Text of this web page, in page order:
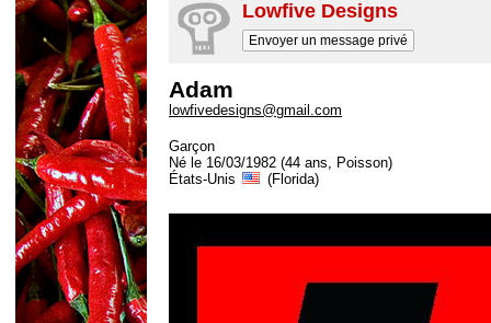
Lowfive Designs
Envoyer un message privé
Adam
lowfivedesigns@gmail.com
Garçon
Né le 16/03/1982 (44 ans, Poisson)
États-Unis
(Florida)